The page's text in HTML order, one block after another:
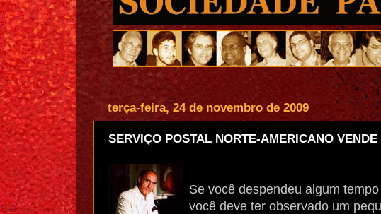
terça-feira, 24 de novembro de 2009
SERVIÇO POSTAL NORTE-AMERICANO
Se você despendeu algum
você deve ter observado um